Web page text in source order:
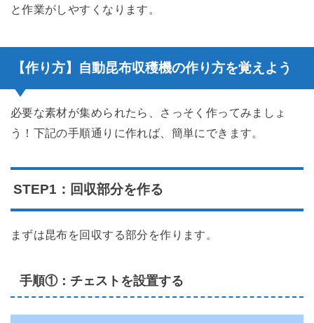
と作業がしやすくなります。
【作り方】自動昆布収穫機の作り方を覚えよう
必要な素材が集められたら、さっそく作ってみましょ
う！下記の手順通りに作れば、簡単にできます。
STEP1：回収部分を作る
まずは昆布を回収する部分を作ります。
手順①：チェストを設置する